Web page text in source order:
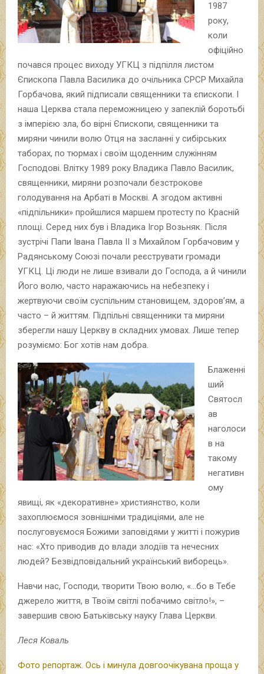
1987
року,
коли
офіційно
почався процес виходу УГКЦ з підпілля листом
Єпископа Павла Василика до очільника СРСР Михайла
Горбачова, який підписали священники та єпископи. І
наша Церква стала переможницею у запеклій боротьбі
з імперією зла, бо вірні Єпископи, священники та
миряни чинили волю Отця на засланні у сибірських
таборах, по тюрмах і своїм щоденним служінням
Господові. Влітку 1989 року Владика Павло Василик,
священники, миряни розпочали безстрокове
голодування на Арбаті в Москві. А згодом активні
«підпільники» пройшлися маршем протесту по Красній
площі. Серед них був і Владика Ігор Возьняк. Після
зустрічі Папи Івана Павла ІІ з Михайлом Горбачовим у
Радянському Союзі почали реєструвати громади
УГКЦ. Ці люди не лише взивали до Господа, а й чинили
Його волю, часто наражаючись на небезпеку і
жертвуючи своїм суспільним становищем, здоров’ям, а
часто – й життям. Підпільні священники та миряни
зберегли нашу Церкву в складних умовах. Лише тепер
розуміємо: Бог хотів нам добра.
Блаженні
ший
Святосл
ав
наголоси
в на
такому
негативн
ому
явищі, як «декоративне» християнство, коли
захоплюємося зовнішніми традиціями, але не
послуговуємося Божими заповідями у житті і пожурив
нас: «Хто приводив до влади злодіїв та нечесних
людей? Безвідповідальний український виборець».
Навчи нас, Господи, творити Твою волю, «…бо в Тебе
джерело життя, в Твоїм світлі побачимо світло!», –
завершив свою Батьківську науку Глава Церкви.
Леся Коваль
Фото репортаж. Ось і минула довгоочікувана проща у